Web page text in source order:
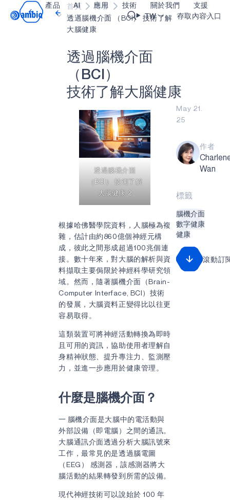
產品 AI 應用
醫療保健
工業邊緣
智能遙控器
智慧卡
可穿戴設備
耳戴式裝置
技術
blueSPOT
neuralSPOT
SPOT
turboSPOT
關於我們
部落格
讓我們共同建設未來
投資者關係
訊息
合作成功亮點
什麼是邊緣 AI？
支援
我們的合作
影像資料庫
購買地點
TW 存取內容入口
首頁
博客
透過腦機介面 （BCI） 技術了解
大腦健康
透過 腦機介面
（ BC ）
技術 了解大腦健 康
透過腦機介面
（BCI） 技術了解
大腦健康 2
根據哈佛醫學院資料，人腦極為複
雜，估計由約860億個神經元構
成，彼此之間形成超過100兆個連
接。數十年來，對大腦的解析與資
料擷取主要侷限於神經科學研究領
域。然而，隨著腦機介面（Brain-
Computer Interface, BCI）技術
的發展，大腦資料正變得比以往更
容易取得。
這類裝置可將神經活動轉換為即時
且可用的資訊，協助使用者理解自
身精神狀態、提升專注力、監測壓
力，並進一步應用於健康管理。
什麼是腦機介面？
一 腦機介面是大腦中的電活動與
外部設備（即電腦）之間的通訊。
大腦通訊介面透過分析大腦訊號來
工作，最常見的是透過腦電圖
（EEG） 感測器，該感測器將大
腦活動的結果轉發到所需的設備。
現代神經技術可以說始於 100 年
May 21.
25
作者
Wan
標籤
腦機介面
數字健康
健康
滾動訂
Video title
OK